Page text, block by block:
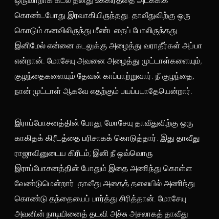
கொண்டபோது இரவாகியிருந்தது. தாவீதுவிற்கு ஒரு
கொடும் கனவிலிருந்து மீண்டதைப் போலிருந்தது.
இனிமேல் என்னை கடலுக்கு அழைத்து வராதீர்கள் அப்பா
என்றான். மோசேயு அவனை அழைத்து முட்டாள்களையும்,
குழந்தைகளையும் தேவன் காப்பாற்றுவார். நீ குழந்தை,
நான் முட்டாள் ஆகவே எதற்கும் பயப்படாதேயென்றார்.
இராப்போசனத்தின் போது, மோசேயு தாவீதுவிற்கு ஒரு
காகிதக் கிரீடத்தை பரிசாகக் கொடுத்தார். இது தாவீது
ராஜாவினுடைய கிரீடம்; இனி நீ ஒவ்வொரு
இராப்போசனத்தின் போதும் இதை அணிந்து கொள்ள
வேண்டுமென்றார். தாவீது அதைத் தலையில் அணிந்து
கொண்டு தந்தையைப் பார்த்து சிரித்தான். மோசேயு
அவனின் நாடியினைத் தடவி அச்சு அசலாகத் தாவீது